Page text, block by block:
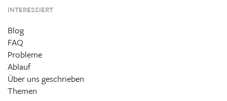
INTERESSIERT
Blog
FAQ
Probleme
Ablauf
Über uns geschrieben
Themen